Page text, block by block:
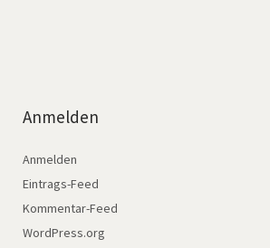
Anmelden
Anmelden
Eintrags-Feed
Kommentar-Feed
WordPress.org